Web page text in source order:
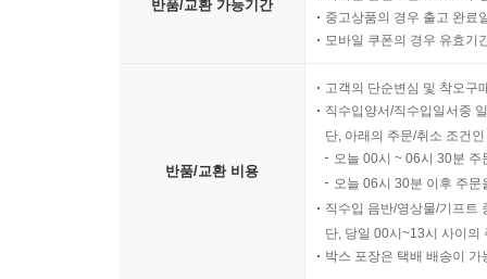
반품/교환 가능기간
중고상품의 경우 출고 완료
모바일 쿠폰의 경우 유효기
반품/교환 비용
고객의 단순변심 및 착오구
직수입양서/직수입일서중
단, 아래의 주문/취소 조건
오늘 00시 ~ 06시 30분
오늘 06시 30분 이후 주
직수입 음반/영상물/기프트
단, 당일 00시~13시 사이의
박스 포장은 택배 배송이